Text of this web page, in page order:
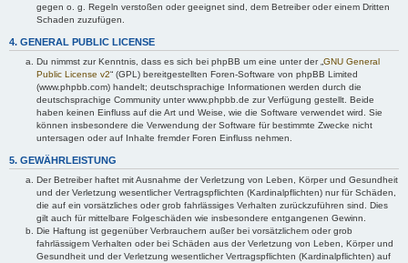
gegen o. g. Regeln verstoßen oder geeignet sind, dem Betreiber oder einem Dritten
Schaden zuzufügen.
4. GENERAL PUBLIC LICENSE
Du nimmst zur Kenntnis, dass es sich bei phpBB um eine unter der „ GNU General
Public License v2“ (GPL) bereitgestellten Foren-Software von phpBB Limited
(www.phpbb.com) handelt; deutschsprachige Informationen werden durch die
deutschsprachige Community unter www.phpbb.de zur Verfügung gestellt. Beide
haben keinen Einfluss auf die Art und Weise, wie die Software verwendet wird. Sie
können insbesondere die Verwendung der Software für bestimmte Zwecke nicht
untersagen oder auf Inhalte fremder Foren Einfluss nehmen.
5. GEWÄHRLEISTUNG
Der Betreiber haftet mit Ausnahme der Verletzung von Leben, Körper und Gesundheit
und der Verletzung wesentlicher Vertragspflichten (Kardinalpflichten) nur für Schäden,
die auf ein vorsätzliches oder grob fahrlässiges Verhalten zurückzuführen sind. Dies
gilt auch für mittelbare Folgeschäden wie insbesondere entgangenen Gewinn.
Die Haftung ist gegenüber Verbrauchern außer bei vorsätzlichem oder grob
fahrlässigem Verhalten oder bei Schäden aus der Verletzung von Leben, Körper und
Gesundheit und der Verletzung wesentlicher Vertragspflichten (Kardinalpflichten) auf